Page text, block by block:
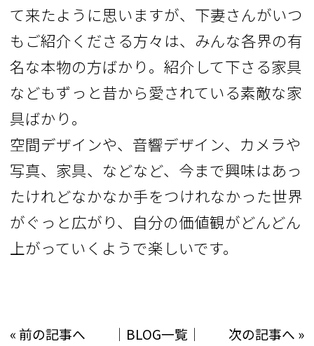
て来たように思いますが、下妻さんがいつ
もご紹介くださる方々は、みんな各界の有
名な本物の方ばかり。紹介して下さる家具
などもずっと昔から愛されている素敵な家
具ばかり。
空間デザインや、音響デザイン、カメラや
写真、家具、などなど、今まで興味はあっ
たけれどなかなか手をつけれなかった世界
がぐっと広がり、自分の価値観がどんどん
上がっていくようで楽しいです。
« 前の記事へ │ BLOG一覧 │ 次の記事へ »